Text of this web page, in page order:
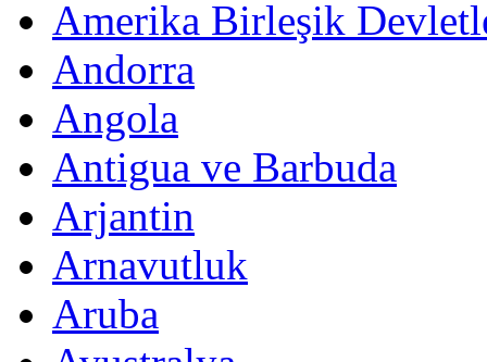
Amerika Birleşik
Andorra
Angola
Antigua ve Barbuda
Arjantin
Arnavutluk
Aruba